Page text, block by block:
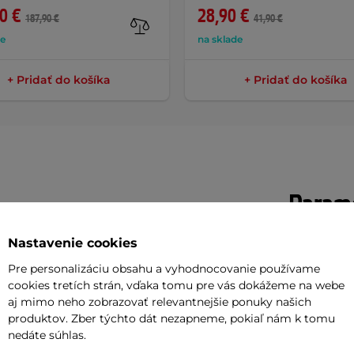
€ 187,90 €
+ Pridať do košíka
28,90 € 41,90 €
na sklade
+ Pridať do košíka
klasické rebriny na multifunkčné
konštrukcii, jednoduchému
príslušenstva ponúkne priestor pre
pre deti. Elegantný prírodný dizajn
Maximálna
Typ hrazdy
Materiál
Nastavenie cookies
Pre personalizáciu obsahu a vyhodnocovanie používame
cookies tretích strán, vďaka tomu pre vás dokážeme na webe
aj mimo neho zobrazovať relevantnejšie ponuky našich
produktov. Zber týchto dát nezapneme, pokiaľ nám k tomu
nedáte súhlas.